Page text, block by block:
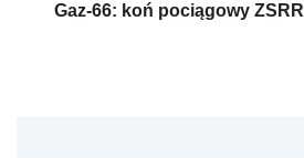
Gaz-66: koń pociągowy ZSRR